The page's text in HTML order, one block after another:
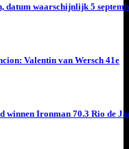
datum waarschijnlijk 5
Valentin van Wersch 41e
winnen Ironman 70.3 Rio de